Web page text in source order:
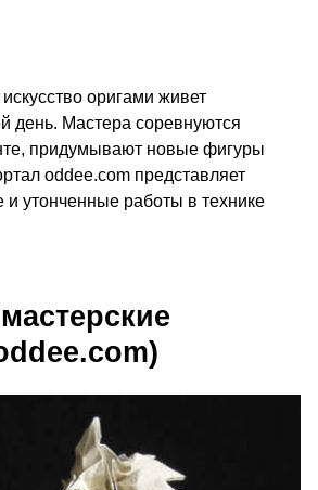
оригами живет
день. Мастера соревнуются
придумывают новые фигуры
oddee.com представляет
утонченные работы в технике